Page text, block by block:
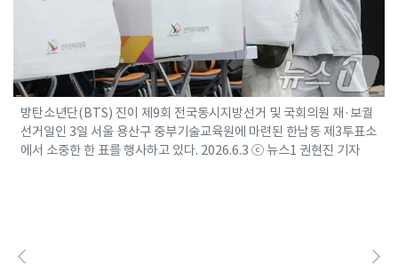
방탄소년단(BTS) 진이 제9회 전국동시지방선거 및 국회의원 재·보궐
선거일인 3일 서울 용산구 중부기술교육원에 마련된 한남동 제3투표소
에서 소중한 한 표를 행사하고 있다. 2026.6.3 ⓒ 뉴스1 권현진 기자